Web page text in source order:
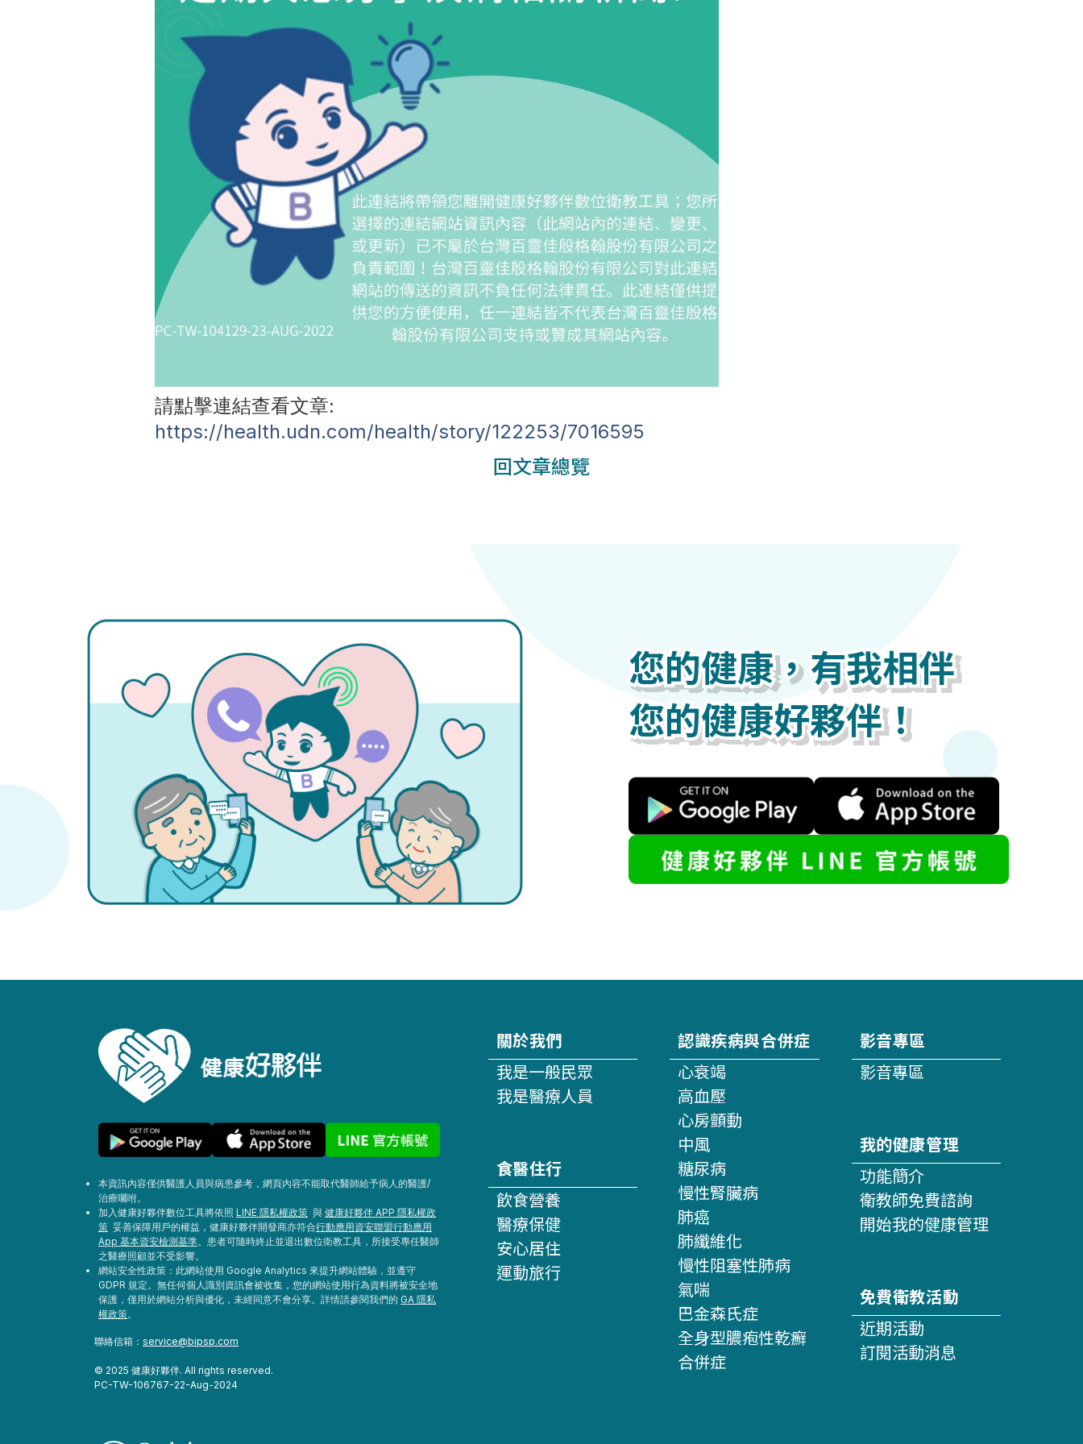
請點擊連結查看文章:
https://health.udn.com/health/story/122253/7016595
回文章總覽
您的健康，有我相伴
您的健康好夥伴！
您的健康，有我相伴
您的健康好夥伴！
您的健康，有我相伴
您的健康好夥伴！
本資訊內容僅供醫護人員與病患參考，網頁內容不能取代醫師給予病人的醫護/
治療囑咐。
加入健康好夥伴數位工具將依照 LINE 隱私權政策 與 健康好夥伴 APP 隱私權政
策 妥善保障用戶的權益，健康好夥伴開發商亦符合行動應用資安聯盟行動應用
App 基本資安檢測基準。患者可隨時終止並退出數位衛教工具，所接受專任醫師
之醫療照顧並不受影響。
網站安全性政策：此網站使用 Google Analytics 來提升網站體驗，並遵守
GDPR 規定。無任何個人識別資訊會被收集，您的網站使用行為資料將被安全地
保護，僅用於網站分析與優化，未經同意不會分享。詳情請參閱我們的 GA 隱私
權政策。
聯絡信箱： service@bipsp.com
© 2025 健康好夥伴. All rights reserved.
PC-TW-106767-22-Aug-2024
關於我們
我是一般民眾
我是醫療人員
食醫住行
飲食營養
醫療保健
安心居住
運動旅行
認識疾病與合併症
心衰竭
高血壓
心房顫動
中風
糖尿病
慢性腎臟病
肺癌
肺纖維化
慢性阻塞性肺病
氣喘
巴金森氏症
全身型膿疱性乾癬
合併症
影音專區
影音專區
我的健康管理
功能簡介
衛教師免費諮詢
開始我的健康管理
免費衛教活動
近期活動
訂閱活動消息